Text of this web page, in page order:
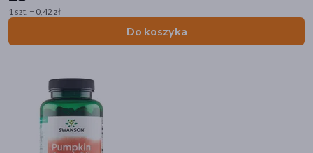
1 szt. = 0,42 zł
Do koszyka